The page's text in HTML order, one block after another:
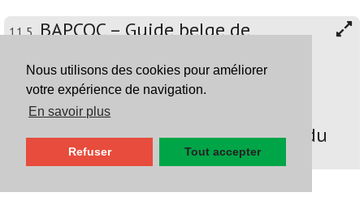
Nous utilisons des cookies pour améliorer
votre expérience de navigation.
En savoir plus
Refuser Tout accepter
11.5. BAPCOC – Guide belge de
pratique ambulatoire - 2022 -
Attention: ce chapitre n'a pas
encore été mis à jour
conformément à l'édition 2026 du
BAPCOC